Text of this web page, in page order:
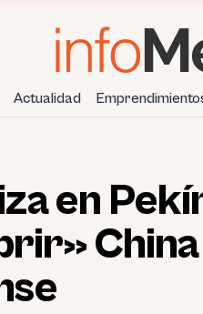
Actualidad
en